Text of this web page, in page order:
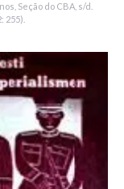
Seção do CBA, s/d.
255).